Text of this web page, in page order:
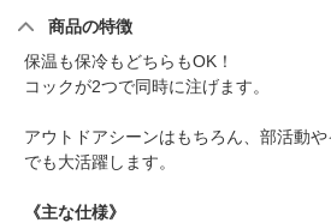
商品の特徴
保温も保冷もどちらもOK！
コックが2つで同時に注げます。
アウトドアシーンはもちろん、部活動
でも大活躍します。
《主な仕様》